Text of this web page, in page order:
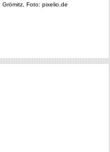
Grömitz, Foto: pixelio.de